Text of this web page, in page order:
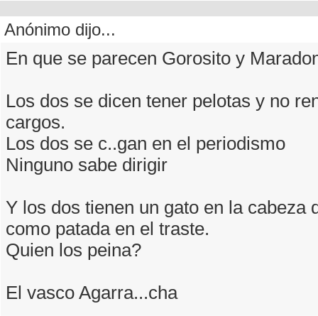
Anónimo dijo...
En que se parecen Gorosito y
Los dos se dicen tener pelotas y no
cargos.
Los dos se c..gan en el periodismo
Ninguno sabe dirigir
Y los dos tienen un gato en la cabeza
como patada en el traste.
Quien los peina?
El vasco Agarra...cha